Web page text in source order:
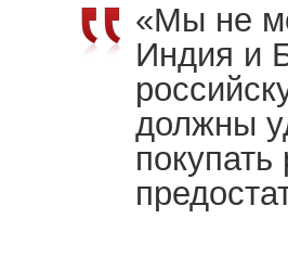
«Мы не
Индия и
должны
покупать